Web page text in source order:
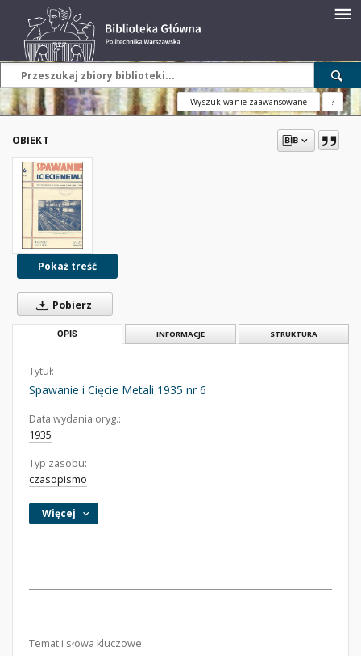
Wyszukiwanie zaawansowane ?
OBIEKT
Pokaż treść
Pobierz
OPIS INFORMACJE STRUKTURA
Tytuł:
Spawanie i Cięcie Metali 1935 nr 6
Data wydania oryg.:
1935
Typ zasobu:
czasopismo
Więcej
Temat i słowa kluczowe: